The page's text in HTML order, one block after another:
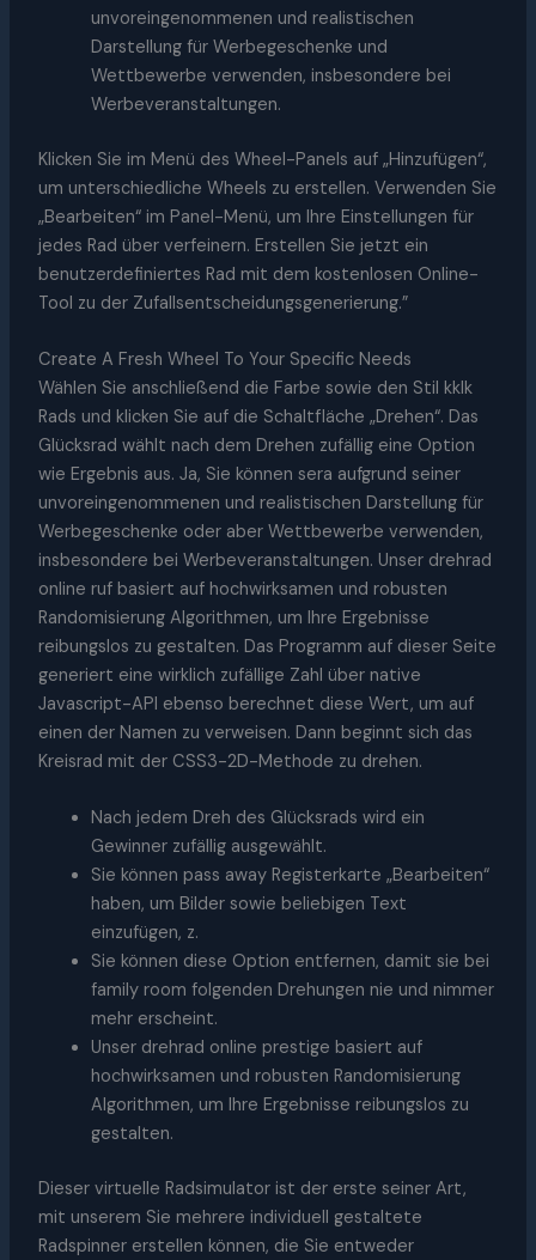
unvoreingenommenen und realistischen
Darstellung für Werbegeschenke und
Wettbewerbe verwenden, insbesondere bei
Werbeveranstaltungen.
Klicken Sie im Menü des Wheel-Panels auf „Hinzufügen“,
um unterschiedliche Wheels zu erstellen. Verwenden Sie
„Bearbeiten“ im Panel-Menü, um Ihre Einstellungen für
jedes Rad über verfeinern. Erstellen Sie jetzt ein
benutzerdefiniertes Rad mit dem kostenlosen Online-
Tool zu der Zufallsentscheidungsgenerierung.”
Create A Fresh Wheel To Your Specific Needs
Wählen Sie anschließend die Farbe sowie den Stil kklk
Rads und klicken Sie auf die Schaltfläche „Drehen“. Das
Glücksrad wählt nach dem Drehen zufällig eine Option
wie Ergebnis aus. Ja, Sie können sera aufgrund seiner
unvoreingenommenen und realistischen Darstellung für
Werbegeschenke oder aber Wettbewerbe verwenden,
insbesondere bei Werbeveranstaltungen. Unser drehrad
online ruf basiert auf hochwirksamen und robusten
Randomisierung Algorithmen, um Ihre Ergebnisse
reibungslos zu gestalten. Das Programm auf dieser Seite
generiert eine wirklich zufällige Zahl über native
Javascript-API ebenso berechnet diese Wert, um auf
einen der Namen zu verweisen. Dann beginnt sich das
Kreisrad mit der CSS3-2D-Methode zu drehen.
Nach jedem Dreh des Glücksrads wird ein
Gewinner zufällig ausgewählt.
Sie können pass away Registerkarte „Bearbeiten“
haben, um Bilder sowie beliebigen Text
einzufügen, z.
Sie können diese Option entfernen, damit sie bei
family room folgenden Drehungen nie und nimmer
mehr erscheint.
Unser drehrad online prestige basiert auf
hochwirksamen und robusten Randomisierung
Algorithmen, um Ihre Ergebnisse reibungslos zu
gestalten.
Dieser virtuelle Radsimulator ist der erste seiner Art,
mit unserem Sie mehrere individuell gestaltete
Radspinner erstellen können, die Sie entweder